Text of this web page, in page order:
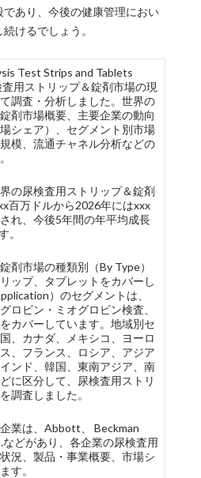
あり、今後の健康管理におい
けるでしょう。
Test Strips and Tablets
用ストリップ＆錠剤市場の現
調査・分析しました。世界の
剤市場概要、主要企業の動向
シェア）、セグメント別市場
模、流通チャネル分析などの
の尿検査用ストリップ＆錠剤
百万ドルから2026年にはxxx
れ、今後5年間の年平均成長
。
剤市場の種類別（By Type）
ップ、タブレットをカバーし
）のセグメントは、
ロビン・ミオグロビン検査、
カバーしています。地域別セ
、カナダ、メキシコ、ヨーロ
、フランス、ロシア、アジア
ンド、韓国、東南アジア、南
に区分して、尿検査用ストリ
調査しました。
業は、Abbott、 Beckman
どがあり、各企業の尿検査用
況、製品・事業概要、市場シ
す。